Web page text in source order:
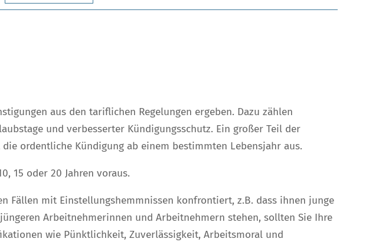
aus den tariflichen Regelungen ergeben. Dazu zählen
und verbesserter Kündigungsschutz. Ein großer Teil der
ordentliche Kündigung ab einem bestimmten Lebensjahr aus.
15 oder 20 Jahren voraus.
Fällen mit Einstellungshemmnissen konfrontiert, z.B. dass ihnen junge
Arbeitnehmerinnen und Arbeitnehmern stehen, sollten Sie Ihre
wie Pünktlichkeit, Zuverlässigkeit, Arbeitsmoral und